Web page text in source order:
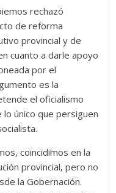
rechazó
de reforma
provincial y de
cuanto a darle apoyo
por el
es la
el oficialismo
único que persiguen
coincidimos en la
provincial, pero no
la Gobernación.